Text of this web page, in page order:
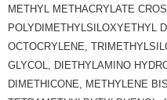
METHYL METHACRYLATE
POLYDIMETHYLSILOXYETHYL
OCTOCRYLENE,
GLYCOL, DIETHYLAMINO
DIMETHICONE, METHYLENE